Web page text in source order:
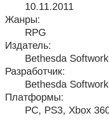
10.11.2011
Жанры:
RPG
Издатель:
Bethesda
Разработчик:
Bethesda
Платформы:
PC, PS3, Xbox